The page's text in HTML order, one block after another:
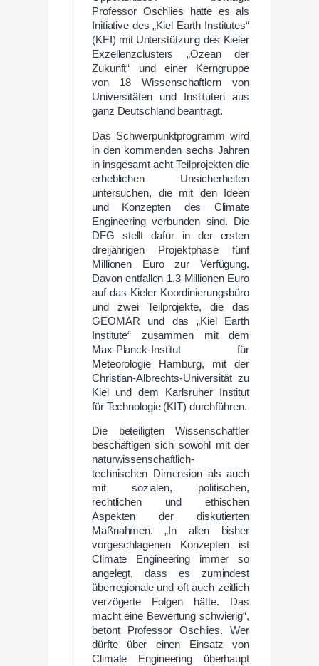
Professor Oschlies hatte es als
Initiative des „Kiel Earth Institutes“
(KEI) mit Unterstützung des Kieler
Exzellenzclusters „Ozean der
Zukunft“ und einer Kerngruppe
von 18 Wissenschaftlern von
Universitäten und Instituten aus
ganz Deutschland beantragt.
Das Schwerpunktprogramm wird
in den kommenden sechs Jahren
in insgesamt acht Teilprojekten die
erheblichen Unsicherheiten
untersuchen, die mit den Ideen
und Konzepten des Climate
Engineering verbunden sind. Die
DFG stellt dafür in der ersten
dreijährigen Projektphase fünf
Millionen Euro zur Verfügung.
Davon entfallen 1,3 Millionen Euro
auf das Kieler Koordinierungsbüro
und zwei Teilprojekte, die das
GEOMAR und das „Kiel Earth
Institute“ zusammen mit dem
Max-Planck-Institut für
Meteorologie Hamburg, mit der
Christian-Albrechts-Universität zu
Kiel und dem Karlsruher Institut
für Technologie (KIT) durchführen.
Die beteiligten Wissenschaftler
beschäftigen sich sowohl mit der
naturwissenschaftlich-
technischen Dimension als auch
mit sozialen, politischen,
rechtlichen und ethischen
Aspekten der diskutierten
Maßnahmen. „In allen bisher
vorgeschlagenen Konzepten ist
Climate Engineering immer so
angelegt, dass es zumindest
überregionale und oft auch zeitlich
verzögerte Folgen hätte. Das
macht eine Bewertung schwierig“,
betont Professor Oschlies. Wer
dürfte über einen Einsatz von
Climate Engineering überhaupt